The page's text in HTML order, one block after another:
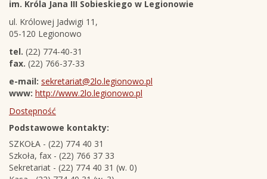
im. Króla Jana III Sobieskiego w Legionowie
ul. Królowej Jadwigi 11,
05-120 Legionowo
tel. (22) 774-40-31
fax. (22) 766-37-33
e-mail: sekretariat@2lo.legionowo.pl
www: http://www.2lo.legionowo.pl
Dostępność
Podstawowe kontakty:
SZKOŁA - (22) 774 40 31
Szkoła, fax - (22) 766 37 33
Sekretariat - (22) 774 40 31 (w. 0)